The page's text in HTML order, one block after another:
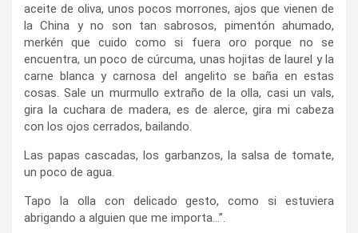
aceite de oliva, unos pocos morrones, ajos que vienen de
la China y no son tan sabrosos, pimentón ahumado,
merkén que cuido como si fuera oro porque no se
encuentra, un poco de cúrcuma, unas hojitas de laurel y la
carne blanca y carnosa del angelito se baña en estas
cosas. Sale un murmullo extraño de la olla, casi un vals,
gira la cuchara de madera, es de alerce, gira mi cabeza
con los ojos cerrados, bailando.
Las papas cascadas, los garbanzos, la salsa de tomate,
un poco de agua.
Tapo la olla con delicado gesto, como si estuviera
abrigando a alguien que me importa…”.